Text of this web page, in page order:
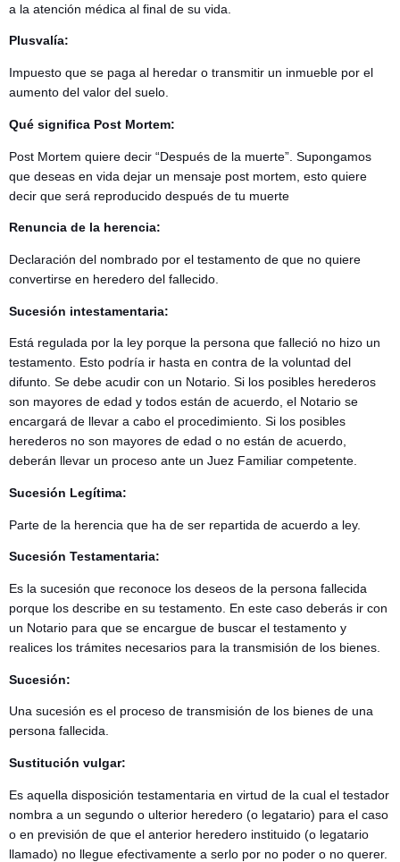
a la atención médica al final de su vida.
Plusvalía:
Impuesto que se paga al heredar o transmitir un inmueble por el
aumento del valor del suelo.
Qué significa Post Mortem:
Post Mortem quiere decir “Después de la muerte”. Supongamos
que deseas en vida dejar un mensaje post mortem, esto quiere
decir que será reproducido después de tu muerte
Renuncia de la herencia:
Declaración del nombrado por el testamento de que no quiere
convertirse en heredero del fallecido.
Sucesión intestamentaria:
Está regulada por la ley porque la persona que falleció no hizo un
testamento. Esto podría ir hasta en contra de la voluntad del
difunto. Se debe acudir con un Notario. Si los posibles herederos
son mayores de edad y todos están de acuerdo, el Notario se
encargará de llevar a cabo el procedimiento. Si los posibles
herederos no son mayores de edad o no están de acuerdo,
deberán llevar un proceso ante un Juez Familiar competente.
Sucesión Legítima:
Parte de la herencia que ha de ser repartida de acuerdo a ley.
Sucesión Testamentaria:
Es la sucesión que reconoce los deseos de la persona fallecida
porque los describe en su testamento. En este caso deberás ir con
un Notario para que se encargue de buscar el testamento y
realices los trámites necesarios para la transmisión de los bienes.
Sucesión:
Una sucesión es el proceso de transmisión de los bienes de una
persona fallecida.
Sustitución vulgar:
Es aquella disposición testamentaria en virtud de la cual el testador
nombra a un segundo o ulterior heredero (o legatario) para el caso
o en previsión de que el anterior heredero instituido (o legatario
llamado) no llegue efectivamente a serlo por no poder o no querer.